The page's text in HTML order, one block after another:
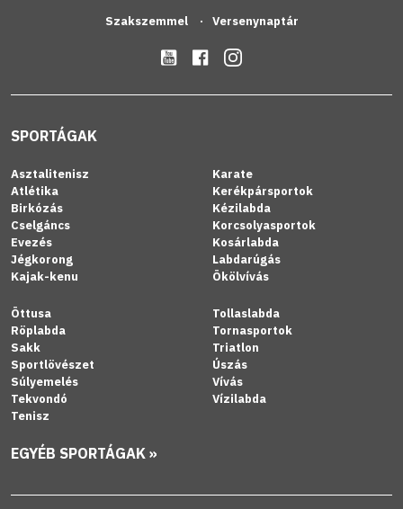
Szakszemmel Versenynaptár
SPORTÁGAK
Asztalitenisz
Atlétika
Birkózás
Cselgáncs
Evezés
Jégkorong
Kajak-kenu
Karate
Kerékpársportok
Kézilabda
Korcsolyasportok
Kosárlabda
Labdarúgás
Ökölvívás
Öttusa
Röplabda
Sakk
Sportlövészet
Súlyemelés
Tekvondó
Tenisz
Tollaslabda
Tornasportok
Triatlon
Úszás
Vívás
Vízilabda
EGYÉB SPORTÁGAK »